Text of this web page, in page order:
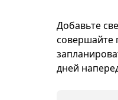
Добавьте
совершайте
дней